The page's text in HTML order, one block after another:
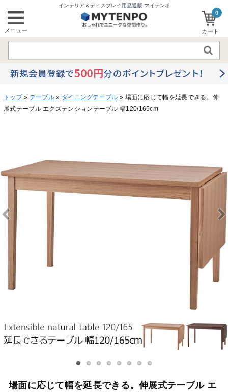
インテリア＆ディスプレイ用品通販 マイテンポ
0
カート
メニュー
トップ» テーブル » ダイニングテーブル » 場面に応じて幅を延長できる。伸
展式テーブル エクステンションテーブル 幅120/165cm
場面に応じて幅を延長できる。伸展式テーブル エ